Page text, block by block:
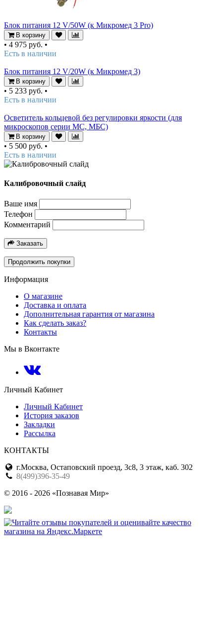
Блок питания 12 V/50W (к Микромед 3 Pro)
В корзину
• 4 975 руб. •
Есть в наличии
Блок питания 12 V/20W (к Микромед 3)
В корзину
• 5 233 руб. •
Есть в наличии
Осветитель кольцевой без регулировки яркости (для
микроскопов серии MC, МБС)
В корзину
• 5 500 руб. •
Есть в наличии
Калибровочный слайд
Ваше имя
Телефон
Комментарий
Заказать
Продолжить покупки
Информация
О магазине
Доставка и оплата
Дополнительная гарантия от магазина
Как сделать заказ?
Контакты
Мы в Вконтакте
Личный Кабинет
Личный Кабинет
История заказов
Закладки
Рассылка
КОНТАКТЫ
г.Москва, Остаповский проезд, 3с8, 3 этаж, каб. 302
8(499)396-35-49
© 2016 - 2026 «Познавая Мир»